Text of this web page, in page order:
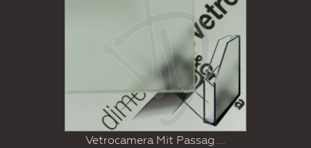
Vetrocamera Mit Passag ...